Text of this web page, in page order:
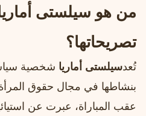
من هو سيلستى
تصريحاتها؟
تُعدسيلستى أماريا شخصية
بنشاطها في مجال حقوق
عقب المباراة، عبرت عن